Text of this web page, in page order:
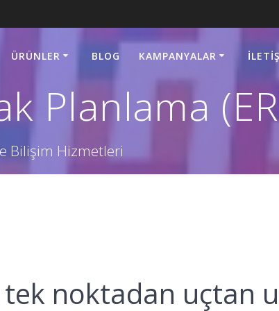
ÜRÜNLER BLOG KAMPANYALAR
Planlama
Bilişim Hizmetleri
tek noktadan uçtan